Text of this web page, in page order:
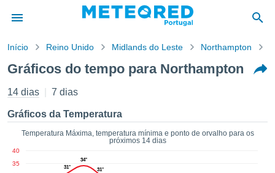
da
foi
por
para
que as
a este
Início Reino Unido Midlands do Leste Northampton
Gráficos do tempo para Northampton
14 dias 7 dias
Gráficos da Temperatura
Temperatura Máxima, temperatura mínima e ponto de orvalho para os
próximos 14 dias
35
40
31°
34°
31°